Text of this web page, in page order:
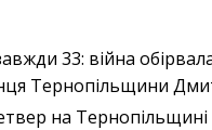
33: війна
Тернопільщини
на Тернопільщині